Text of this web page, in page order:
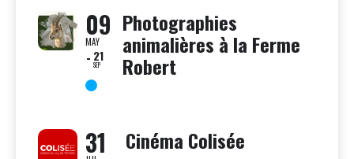
09
MAY
21
SEP
Photographies
animalières à la Ferme
Robert
31 Cinéma Colisée